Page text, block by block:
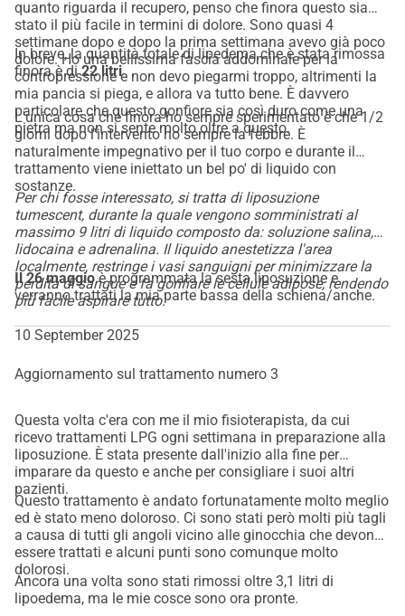
supporto è benvenuto anche in altre forme.
Grazie per il tuo sostegno!
Con il tuo aiuto, posso sottopormi alla liposuzione di cui ho
disperatamente bisogno. È l'unico modo per me di tornare
a vivere una vita normale senza il dolore e le limitazioni
costanti del lipoedema. Sono incredibilmente grata per
ogni contributo e ogni forma di sostegno che ricevo.
Significa più di quanto le parole possano esprimere.
Fai una donazione ora e aiutami a vincere questa battaglia!
Versione inglese
Hello, my name is Michelle, and I am asking for your help
to undergo an important medical treatment.
I am dealing with lipoedema, a chronic condition that leads
accumulates not only in my legs and arms but is spread
be alleviated through diet or exercise and causes severe
pain, fatigue, and limitations in my daily life. It has a
tremendous impact on my health and well-being.
Lipoedema is often not well understood, and in many
cases, it is diagnosed late. For me, the only solution is
liposuction, a procedure in which the excess fatty tissue is
removed. This surgery can relieve pain, reduce swelling,
and improve my mobility so that I can lead a normal, active
life again. Unfortunately, liposuction for lipoedema is not
quanto riguarda il recupero, penso che finora questo sia
stato il più facile in termini di dolore. Sono quasi 4
settimane dopo e dopo la prima settimana avevo già poco
dolore. Ho una bellissima fascia addominale per la
contropressione e non devo piegarmi troppo, altrimenti la
mia pancia si piega, e allora va tutto bene. È davvero
particolare che questo gonfiore sia così duro come una
pietra ma non si sente molto oltre a questo.
In breve, la quantità totale di lipedema che è stata rimossa
finora è di22 litri
L'unica cosa che finora ho sempre sperimentato è che 1/2
giorni dopo l'intervento ho sempre la febbre. È
naturalmente impegnativo per il tuo corpo e durante il
trattamento viene iniettato un bel po' di liquido con
sostanze.
Per chi fosse interessato, si tratta di liposuzione
tumescent, durante la quale vengono somministrati al
massimo 9 litri di liquido composto da: soluzione salina,
lidocaina e adrenalina. Il liquido anestetizza l'area
localmente, restringe i vasi sanguigni per minimizzare la
perdita di sangue e fa gonfiare le cellule adipose, rendendo
più facile aspirare tutto.
Il 26 maggioè programmata la sesta liposuzione e
verranno trattati la mia parte bassa della schiena/anche.
10 September 2025
Aggiornamento sul trattamento numero 3
Questa volta c'era con me il mio fisioterapista, da cui
ricevo trattamenti LPG ogni settimana in preparazione alla
liposuzione. È stata presente dall'inizio alla fine per
imparare da questo e anche per consigliare i suoi altri
pazienti.
Questo trattamento è andato fortunatamente molto meglio
ed è stato meno doloroso. Ci sono stati però molti più tagli
a causa di tutti gli angoli vicino alle ginocchia che devono
essere trattati e alcuni punti sono comunque molto
dolorosi.
Ancora una volta sono stati rimossi oltre 3,1 litri di
lipoedema, ma le mie cosce sono ora pronte.